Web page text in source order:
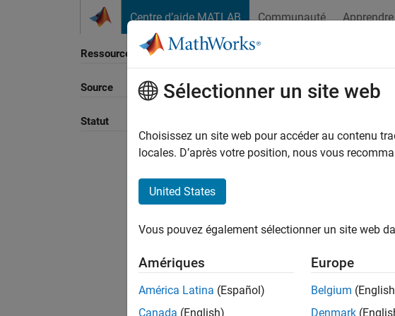
Centre d’aide MATLAB Communauté Apprendre
Ressource
Source
Statut
Trier par
Sélectionner un site web
Choisissez un site web pour accéder au contenu
locales. D’après votre position, nous vous
United States
Vous pouvez également sélectionner un site web
Amériques
América Latina (Español)
Canada (English)
Europe
Belgium
Denmark